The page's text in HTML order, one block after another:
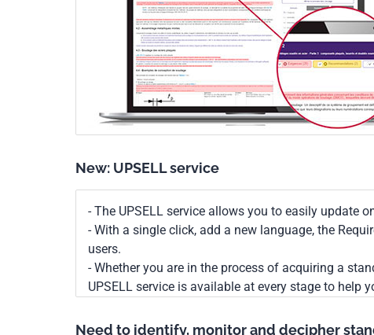
New: UPSELL service
- The UPSELL service allows you to easily update
- With a single click, add a new language, the
users.
- Whether you are in the process of acquiring a
UPSELL service is available at every stage to
Need to identify, monitor and decipher